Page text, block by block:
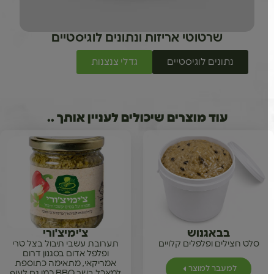
שרטוטי אריזות ונתונים לוגיסטיים
נתונים לוגיסטיים גדלי צנצנות
עוד מוצרים שיכולים לעניין אותך ..
בבאגנוש
סלט חצילים ופלפלים קלויים
למעבר למוצר
צ'ימיצ'ורי
תערובת עשבי תיבול בצל טרי
ופלפל אדום בסגנון דרום
אמריקאי, מתאימה כתוספת